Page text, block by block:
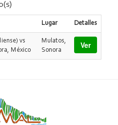
Lugar Detalles
vs
México
Mulatos,
Sonora
Ver